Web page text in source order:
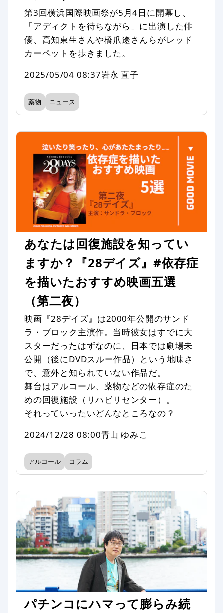
第3回横浜国際映画祭が5月4日に開幕し、
「アディクトを待ちながら」に出演した俳
優、高知東生さんや橋爪遼さんらがレッド
カーペットを歩きました。
2025/05/04 08:37岩永 直子
薬物 ニュース
あなたは回復施設を知ってい
ますか？『28デイズ』#依存症
を描いたおすすめ映画五選
（第二夜）
映画『28デイズ』は2000年公開のサンド
ラ・ブロック主演作。当時彼女はすでに大
スターだったはずなのに、日本では劇場未
公開（後にDVDスルー作品）という地味さ
で、意外と知られていない作品だ。
舞台はアルコール、薬物などの依存症のた
めの回復施設（リハビリセンター）。
それっていったいどんなところなの？
2024/12/28 08:00青山 ゆみこ
アルコール コラム
パチンコにハマって膨らみ続